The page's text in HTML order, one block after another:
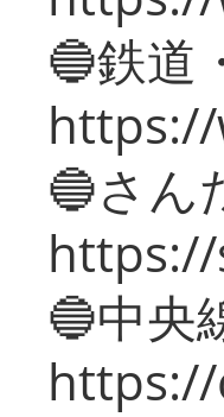
🔵鉄道
🔵さん
🔵中央